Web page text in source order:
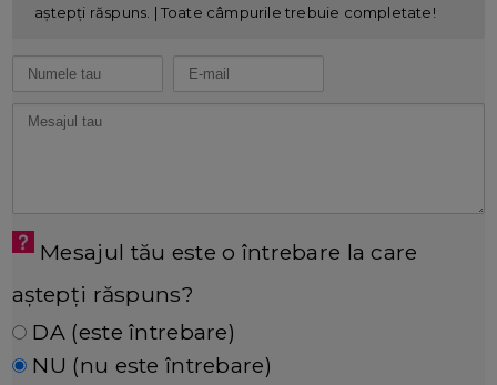
aștepți răspuns. | Toate câmpurile trebuie completate!
Mesajul tău este o întrebare la care
aștepți răspuns?
DA (este întrebare)
NU (nu este întrebare)